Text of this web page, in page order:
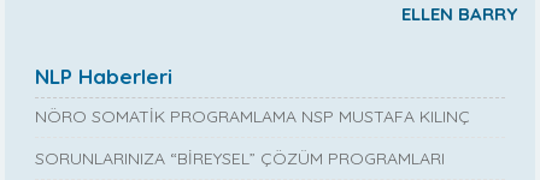
ELLEN BARRY
NLP Haberleri
NÖRO SOMATİK PROGRAMLAMA NSP MUSTAFA KILINÇ
SORUNLARINIZA “BİREYSEL” ÇÖZÜM PROGRAMLARI